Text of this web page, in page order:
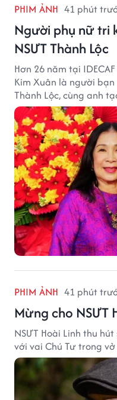
PHIM ẢNH 41 phút
Người phụ nữ tri
NSƯT Thành Lộc
Hơn 26 năm tại
Kim Xuân là người
Thành Lộc, cùng anh
khấu.
PHIM ẢNH 41 phút
Mừng cho NSƯT
NSƯT Hoài Linh thu
với vai Chú Tư trong